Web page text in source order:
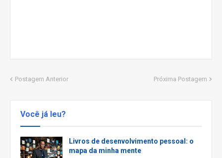
Postagem Anterior Próxima Postagem
Você já leu?
Livros de desenvolvimento pessoal: o
mapa da minha mente